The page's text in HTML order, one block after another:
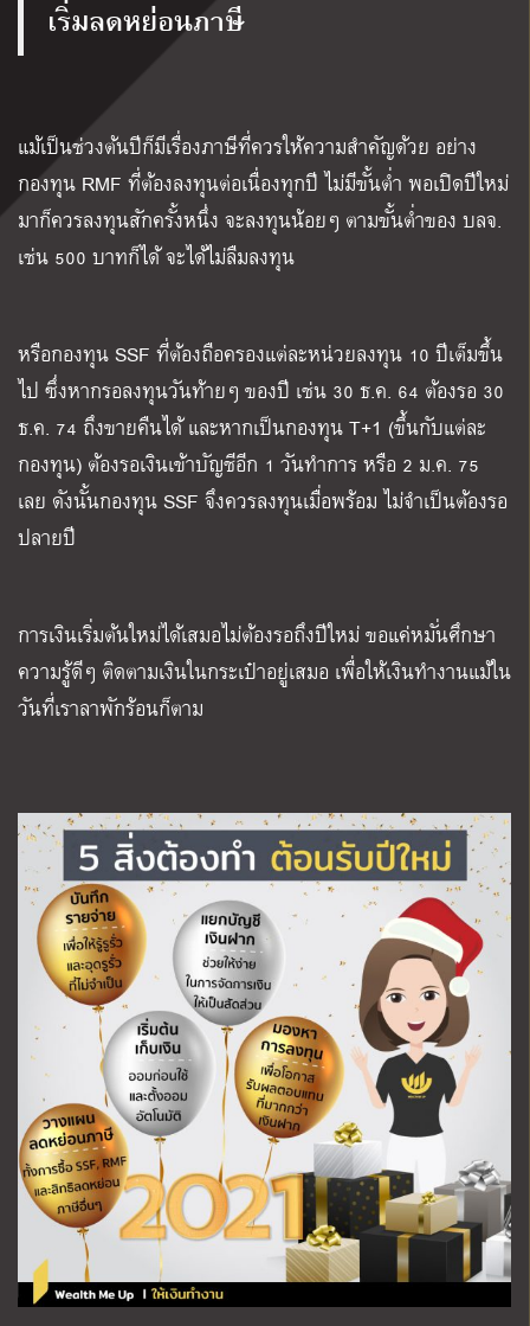
เริ่มลดหย่อนภาษี
แม้เป็นช่วงต้นปีก็มีเรื่องภาษีที่ควรให้ความสำคัญด้วย อย่าง
กองทุน RMF ที่ต้องลงทุนต่อเนื่องทุกปี ไม่มีขั้นต่ำ พอเปิดปีใหม่
มาก็ควรลงทุนสักครั้งหนึ่ง จะลงทุนน้อยๆ ตามขั้นต่ำของ บลจ.
เช่น 500 บาทก็ได้ จะได้ไม่ลืมลงทุน
หรือกองทุน SSF ที่ต้องถือครองแต่ละหน่วยลงทุน 10 ปีเต็มขึ้น
ไป ซึ่งหากรอลงทุนวันท้ายๆ ของปี เช่น 30 ธ.ค. 64 ต้องรอ 30
ธ.ค. 74 ถึงขายคืนได้ และหากเป็นกองทุน T+1 (ขึ้นกับแต่ละ
กองทุน) ต้องรอเงินเข้าบัญชีอีก 1 วันทำการ หรือ 2 ม.ค. 75
เลย ดังนั้นกองทุน SSF จึงควรลงทุนเมื่อพร้อม ไม่จำเป็นต้องรอ
ปลายปี
การเงินเริ่มต้นใหม่ได้เสมอไม่ต้องรอถึงปีใหม่ ขอแค่หมั่นศึกษา
ความรู้ดีๆ ติดตามเงินในกระเป๋าอยู่เสมอ เพื่อให้เงินทำงานแม้ใน
วันที่เราลาพักร้อนก็ตาม